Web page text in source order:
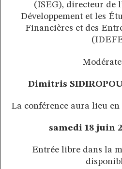
(ISEG), directeur de
Développement et les
Financières et des
Dimitris
La conférence aura lieu
samedi 18 juin
Entrée libre dans la